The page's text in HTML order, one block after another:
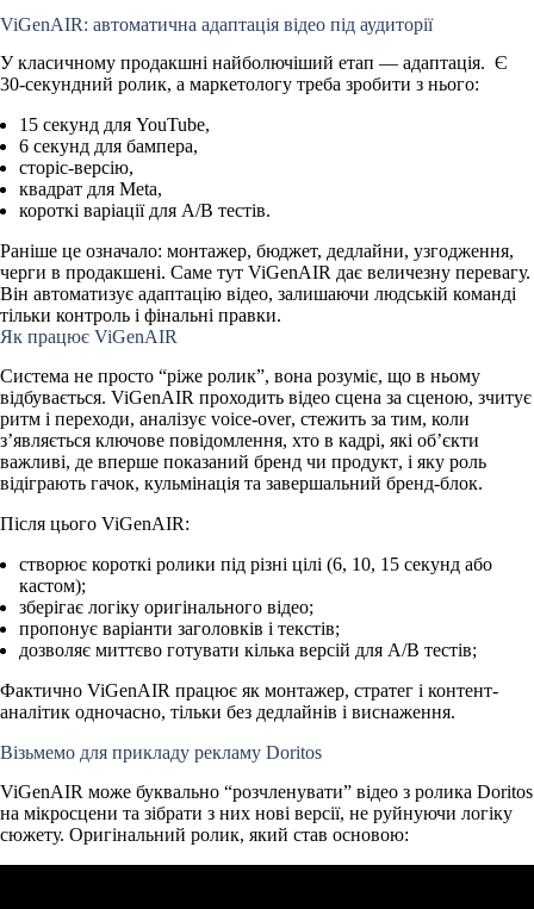
ViGenAIR: автоматична адаптація відео під аудиторії
У класичному продакшні найболючіший етап — адаптація. Є
30-секундний ролик, а маркетологу треба зробити з нього:
15 секунд для YouTube,
6 секунд для бампера,
сторіс-версію,
квадрат для Meta,
короткі варіації для A/B тестів.
Раніше це означало: монтажер, бюджет, дедлайни, узгодження,
черги в продакшені. Саме тут ViGenAIR дає величезну перевагу.
Він автоматизує адаптацію відео, залишаючи людській команді
тільки контроль і фінальні правки.
Як працює ViGenAIR
Система не просто “ріжe ролик”, вона розуміє, що в ньому
відбувається. ViGenAIR проходить відео сцена за сценою, зчитує
ритм і переходи, аналізує voice-over, стежить за тим, коли
з’являється ключове повідомлення, хто в кадрі, які об’єкти
важливі, де вперше показаний бренд чи продукт, і яку роль
відіграють гачок, кульмінація та завершальний бренд-блок.
Після цього ViGenAIR:
створює короткі ролики під різні цілі (6, 10, 15 секунд або
кастом);
зберігає логіку оригінального відео;
пропонує варіанти заголовків і текстів;
дозволяє миттєво готувати кілька версій для A/B тестів;
Фактично ViGenAIR працює як монтажер, стратег і контент-
аналітик одночасно, тільки без дедлайнів і виснаження.
Візьмемо для прикладу рекламу Doritos
ViGenAIR може буквально “розчленувати” відео з ролика Doritos
на мікросцени та зібрати з них нові версії, не руйнуючи логіку
сюжету. Оригінальний ролик, який став основою: